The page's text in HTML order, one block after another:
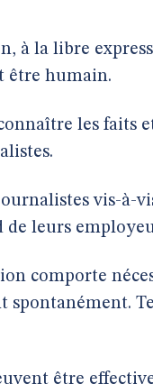
à la libre
être humain.
les faits
vis-à-
de leurs
comporte
spontanément.
être